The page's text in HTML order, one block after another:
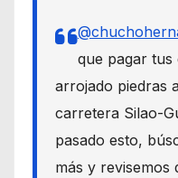
que pagar
arrojado piedras
carretera Silao-
pasado esto,
más y revisemos